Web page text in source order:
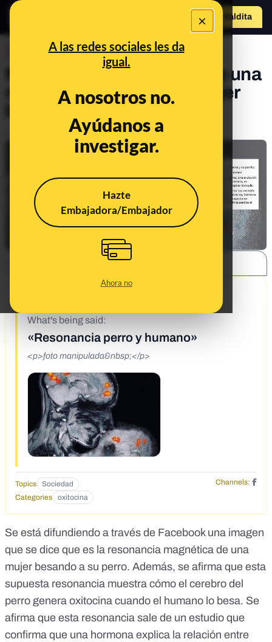
×
A las redes sociales les da
igual.
A nosotros no.
Ayúdanos a
investigar.
Hazte
Embajadora/Embajador
Ahora no
Hazte Maldito
No, esta no es la imagen de una
resonancia real de una mujer
besando a su perro
Dec 20, 2019, 2:21:00 PM
What's being said:
«Resonancia perro y humano»
<p>foto manipulada&nbsp;</p>
Topics Sociedad
Channels:
Categories
oxitocina
Se está difundiendo a través de Facebook una imagen
que se dice que es la resonancia magnética de una
mujer besando a su perro. Además, se afirma que esta
supuesta resonancia muestra cómo el cerebro del
perro genera oxitocina cuando el humano lo besa. Se
afirma que esta resonancia sale de un estudio que
confirma que una hormona explica la relación entre